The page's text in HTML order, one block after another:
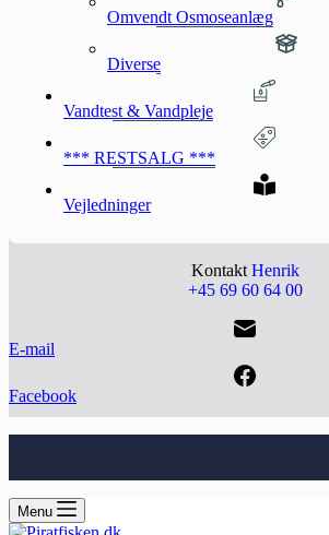
Omvendt Osmoseanlæg
Diverse
Vandtest & Vandpleje
*** RESTSALG ***
Vejledninger
Kontakt Henrik
+45 69 60 64 00
E-mail
Facebook
Menu